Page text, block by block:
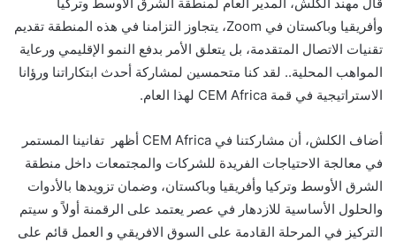
قال مهند الكلش، المدير العام لمنطقة الشرق الأوسط وتركيا
وأفريقيا وباكستان في Zoom، يتجاوز التزامنا في هذه المنطقة تقديم
تقنيات الاتصال المتقدمة، بل يتعلق الأمر بدفع النمو الإقليمي ورعاية
المواهب المحلية.. لقد كنا متحمسين لمشاركة أحدث ابتكاراتنا ورؤانا
الاستراتيجية في قمة CEM Africa لهذا العام.
أضاف الكلش، أن مشاركتنا في CEM Africa أظهر تفانينا المستمر
في معالجة الاحتياجات الفريدة للشركات والمجتمعات داخل منطقة
الشرق الأوسط وتركيا وأفريقيا وباكستان، وضمان تزويدها بالأدوات
والحلول الأساسية للازدهار في عصر يعتمد على الرقمنة أولاً و سيتم
التركيز في المرحلة القادمة على السوق الافريقي و العمل قائم على